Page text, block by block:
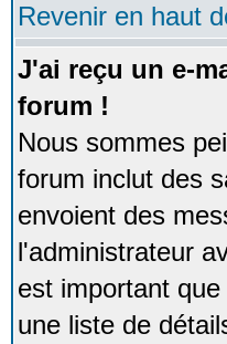
Revenir en haut
J'ai reçu un e-
forum !
Nous sommes
forum inclut des
envoient des
l'administrateur
est important
une liste de